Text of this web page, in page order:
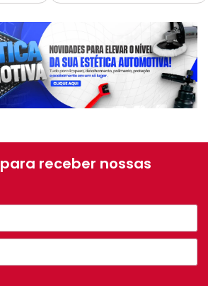
receber nossas